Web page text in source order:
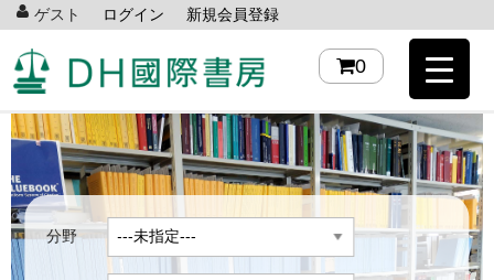
ゲスト ログイン 新規会員登録
0
分野